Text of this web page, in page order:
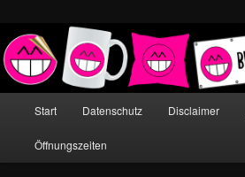
Start Datenschutz Disclaimer
Öffnungszeiten